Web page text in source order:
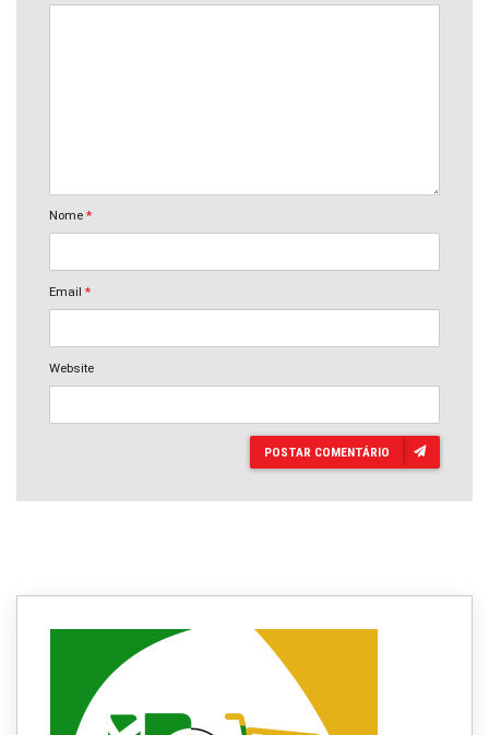
Nome *
Email *
Website
POSTAR COMENTÁRIO